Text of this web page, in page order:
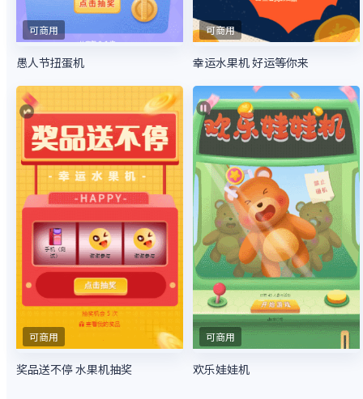
可商用
愚人节扭蛋机
可商用
幸运水果机 好运等你来
可商用
奖品送不停 水果机抽奖
可商用
欢乐娃娃机